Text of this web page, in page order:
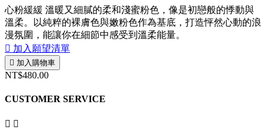
心粉緩緩 溫暖又細膩的柔和淺蜜粉色，像是初戀般的悸動與
溫柔。以純粹的裸膚色與嫩粉色作為基底，打造怦然心動的浪
漫氛圍，能讓你在細節中感受到溫柔能量。
 加入願望清單
 加入購物車
NT$480.00
CUSTOMER SERVICE
 